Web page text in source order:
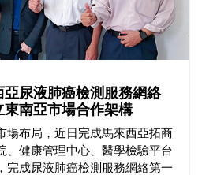
尿液肺癌檢測服務網絡
南亞市場合作架構
場布局，近日完成馬來西亞拓商
、健康管理中心、醫學檢驗平台
完成尿液肺癌檢測服務網絡第一